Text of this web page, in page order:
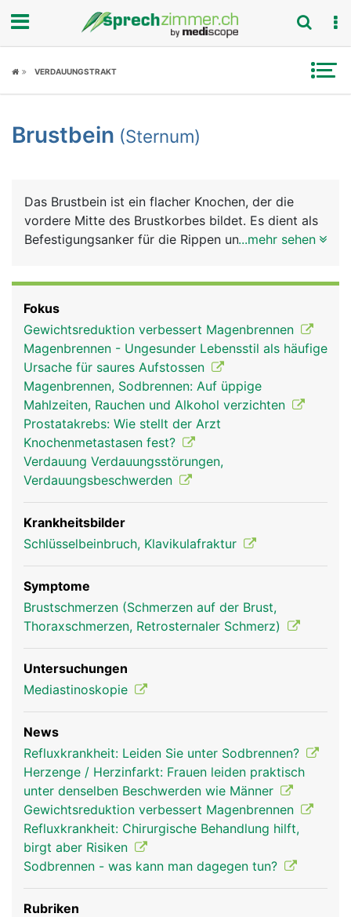
Fokus
Symptome
News
Rubriken
VERDAUUNGSTRAKT
Brustbein (Sternum)
Das Brustbein ist ein flacher Knochen, der die
vordere Mitte des Brustkorbes bildet. Es dient als
Befestigungsanker für die Rippen und für
Brustbein Frau Brustbein Mann
...mehr sehen
Fokus
Gewichtsreduktion verbessert Magenbrennen
Magenbrennen - Ungesunder Lebensstil als häufige
Ursache für saures Aufstossen
Magenbrennen, Sodbrennen: Auf üppige
Mahlzeiten, Rauchen und Alkohol verzichten
Prostatakrebs: Wie stellt der Arzt
Knochenmetastasen fest?
Verdauung Verdauungsstörungen,
Verdauungsbeschwerden
Krankheitsbilder
Schlüsselbeinbruch, Klavikulafraktur
Symptome
Brustschmerzen (Schmerzen auf der Brust,
Thoraxschmerzen, Retrosternaler Schmerz)
Untersuchungen
Mediastinoskopie
News
Refluxkrankheit: Leiden Sie unter Sodbrennen?
Herzenge / Herzinfarkt: Frauen leiden praktisch
unter denselben Beschwerden wie Männer
Gewichtsreduktion verbessert Magenbrennen
Refluxkrankheit: Chirurgische Behandlung hilft,
birgt aber Risiken
Sodbrennen - was kann man dagegen tun?
Rubriken